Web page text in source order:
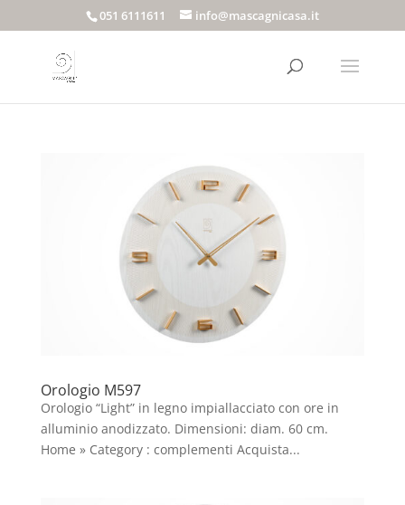
051 6111611 info@mascagnicasa.it
Orologio M597
Orologio “Light” in legno impiallacciato con ore in
alluminio anodizzato. Dimensioni: diam. 60 cm.
Home » Category : complementi Acquista...